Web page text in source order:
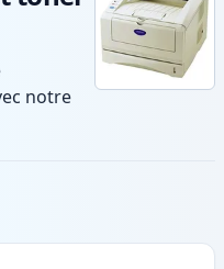
notre
et
livraison